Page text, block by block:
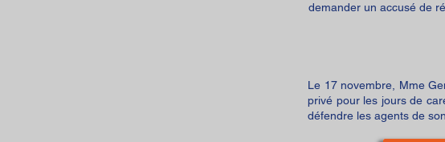
demander un accusé de
Le 17 novembre, Mme
privé pour les jours de
défendre les agents de